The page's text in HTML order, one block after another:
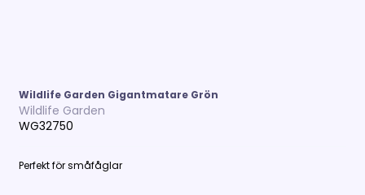
Wildlife Garden Gigantmatare Grön
Wildlife Garden
WG32750
Perfekt för småfåglar